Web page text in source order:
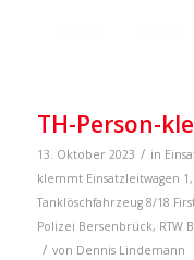
TH-Person-
13. Oktober 2023 / in
klemmt Einsatzleitwagen 1,
Tanklöschfahrzeug 8/18
Polizei Bersenbrück, RTW
/ von Dennis Lindemann